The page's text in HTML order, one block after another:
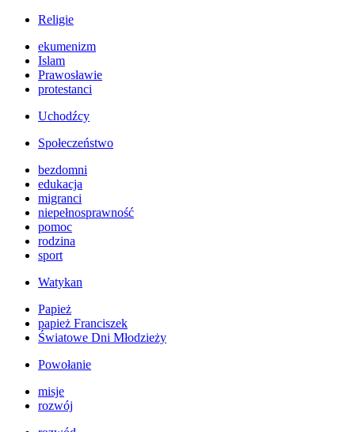
Religie
ekumenizm
Islam
Prawosławie
protestanci
Uchodźcy
Społeczeństwo
bezdomni
edukacja
migranci
niepełnosprawność
pomoc
rodzina
sport
Watykan
Papież
papież Franciszek
Światowe Dni Młodzieży
Powołanie
misje
rozwój